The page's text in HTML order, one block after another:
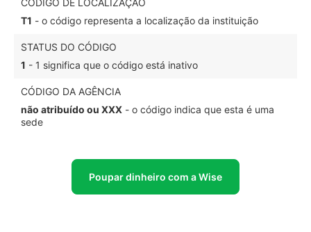
CÓDIGO DE LOCALIZAÇÃO
T1 - o código representa a localização da instituição
STATUS DO CÓDIGO
1 - 1 significa que o código está inativo
CÓDIGO DA AGÊNCIA
não atribuído ou XXX - o código indica que esta é uma
sede
Poupar dinheiro com a Wise